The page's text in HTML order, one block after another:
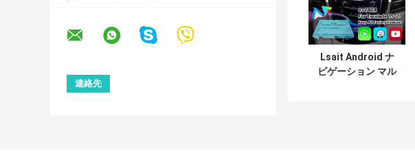
Lsait Android ナ
ビゲーション マル